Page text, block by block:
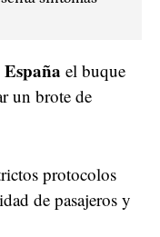
el buque
un brote de
protocolos
de pasajeros y